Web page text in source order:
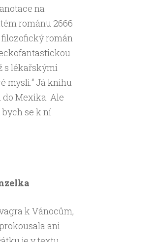
na
románu 2666
román
s lékařskými
mysli.“ Já knihu
do Mexika. Ale
se k ní
k Vánocům,
ani